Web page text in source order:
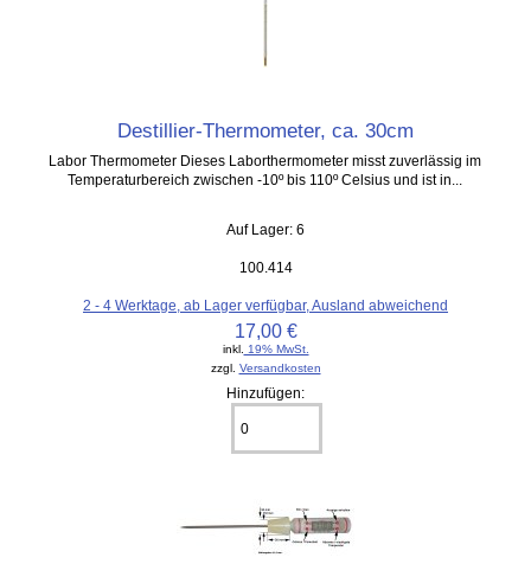
Destillier-Thermometer, ca. 30cm
Labor Thermometer Dieses Laborthermometer misst zuverlässig im
Temperaturbereich zwischen -10º bis 110º Celsius und ist in...
Auf Lager: 6
100.414
2 - 4 Werktage, ab Lager verfügbar, Ausland abweichend
17,00 €
inkl.
19% MwSt.
zzgl. Versandkosten
Hinzufügen: